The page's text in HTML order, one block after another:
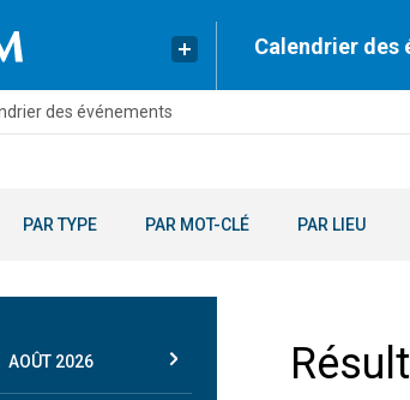
Calendrier des
des événements
PAR TYPE PAR MOT-CLÉ PAR LIEU
AOÛT 2026